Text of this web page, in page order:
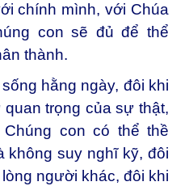
chính mình, với Chúa
con sẽ đủ để thể
thành.
hằng ngày, đôi khi
trọng của sự thật,
con có thể thề
không suy nghĩ kỹ, đôi
người khác, đôi khi